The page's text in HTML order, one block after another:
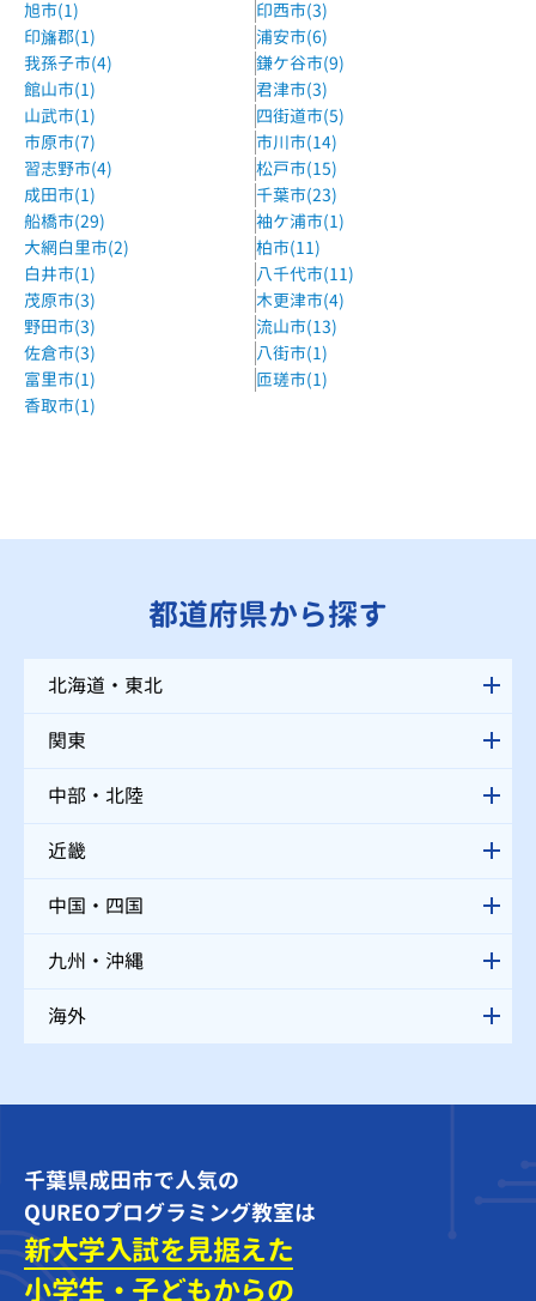
旭市(1)
印西市(3)
印旛郡(1)
浦安市(6)
我孫子市(4)
鎌ケ谷市(9)
館山市(1)
君津市(3)
山武市(1)
四街道市(5)
市原市(7)
市川市(14)
習志野市(4)
松戸市(15)
成田市(1)
千葉市(23)
船橋市(29)
袖ケ浦市(1)
大網白里市(2)
柏市(11)
白井市(1)
八千代市(11)
茂原市(3)
木更津市(4)
野田市(3)
流山市(13)
佐倉市(3)
八街市(1)
富里市(1)
匝瑳市(1)
香取市(1)
都道府県から探す
北海道・東北
関東
中部・北陸
近畿
中国・四国
九州・沖縄
海外
千葉県成田市で人気の
QUREOプログラミング教室は
新大学入試を見据えた
小学生・子どもからの